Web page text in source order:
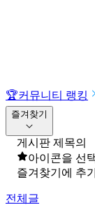
🏆커뮤니티 랭킹
즐겨찾기
게시판 제목의
아이콘을 선
즐겨찾기에 추
전체글